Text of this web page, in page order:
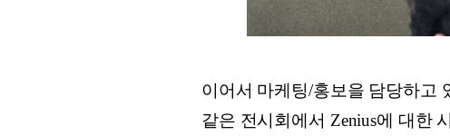
이어서 마케팅/홍보을 담당하고
같은 전시회에서 Zenius에 대한